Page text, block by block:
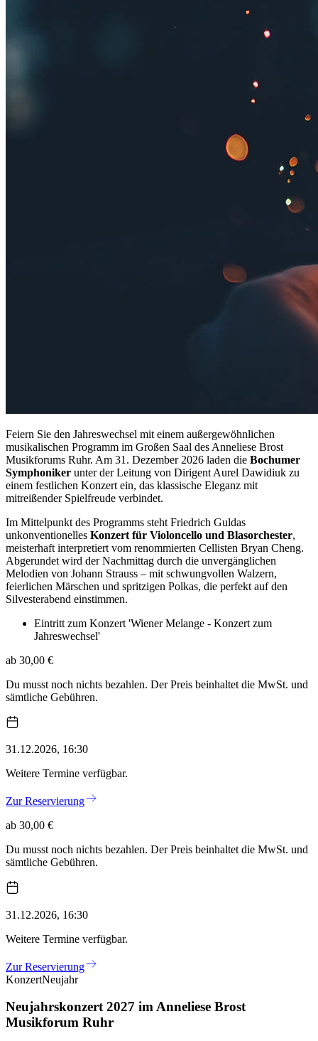
Feiern Sie den Jahreswechsel mit einem außergewöhnlichen
musikalischen Programm im Großen Saal des Anneliese Brost
Musikforums Ruhr. Am 31. Dezember 2026 laden die Bochumer
Symphoniker unter der Leitung von Dirigent Aurel Dawidiuk zu
einem festlichen Konzert ein, das klassische Eleganz mit
mitreißender Spielfreude verbindet.
Im Mittelpunkt des Programms steht Friedrich Guldas
unkonventionelles Konzert für Violoncello und Blasorchester,
meisterhaft interpretiert vom renommierten Cellisten Bryan Cheng.
Abgerundet wird der Nachmittag durch die unvergänglichen
Melodien von Johann Strauss – mit schwungvollen Walzern,
feierlichen Märschen und spritzigen Polkas, die perfekt auf den
Silvesterabend einstimmen.
Eintritt zum Konzert 'Wiener Melange - Konzert zum
Jahreswechsel'
ab 30,00 €
Du musst noch nichts bezahlen. Der Preis beinhaltet die MwSt. und
sämtliche Gebühren.
31.12.2026, 16:30
Weitere Termine verfügbar.
Zur Reservierung
ab 30,00 €
Du musst noch nichts bezahlen. Der Preis beinhaltet die MwSt. und
sämtliche Gebühren.
31.12.2026, 16:30
Weitere Termine verfügbar.
Zur Reservierung
KonzertNeujahr
Neujahrskonzert 2027 im Anneliese Brost
Musikforum Ruhr